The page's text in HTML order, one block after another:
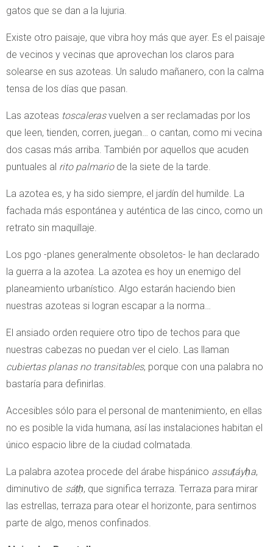
gatos que se dan a la lujuria.
Existe otro paisaje, que vibra hoy más que ayer. Es el paisaje
de vecinos y vecinas que aprovechan los claros para
solearse en sus azoteas. Un saludo mañanero, con la calma
tensa de los días que pasan.
Las azoteas toscalerasvuelven a ser reclamadas por los
que leen, tienden, corren, juegan… o cantan, como mi vecina
dos casas más arriba. También por aquellos que acuden
puntuales al rito palmario de la siete de la tarde.
La azotea es, y ha sido siempre, el jardín del humilde. La
fachada más espontánea y auténtica de las cinco, como un
retrato sin maquillaje.
Los pgo -planes generalmente obsoletos- le han declarado
la guerra a la azotea. La azotea es hoy un enemigo del
planeamiento urbanístico. Algo estarán haciendo bien
nuestras azoteas si logran escapar a la norma…
El ansiado orden requiere otro tipo de techos para que
nuestras cabezas no puedan ver el cielo. Las llaman
cubiertas planas no transitables, porque con una palabra no
bastaría para definirlas.
Accesibles sólo para el personal de mantenimiento, en ellas
no es posible la vida humana, así las instalaciones habitan el
único espacio libre de la ciudad colmatada.
La palabra azotea procede del árabe hispánico assuṭáyḥa,
diminutivo de sáṭḥ, que significa terraza. Terraza para mirar
las estrellas, terraza para otear el horizonte, para sentirnos
parte de algo, menos confinados.